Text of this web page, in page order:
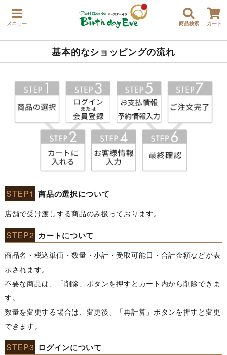
メニュー 商品検索 カート
基本的なショッピングの流れ
STEP1 商品の選択について
店舗で受け渡しする商品のみ扱っております。
STEP2 カートについて
商品名・税込単価・数量・小計・受取可能日・合計金額などが表
示されます。
不要な商品は、「削除」ボタンを押すとカート内から削除できま
す。
数量を変更する場合は、変更後、「再計算」ボタンを押すと変更
できます。
STEP3 ログインについて